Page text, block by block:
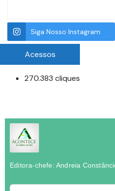
Siga Nosso Instagram
Acessos
270.383 cliques
Editora-chefe: Andreia